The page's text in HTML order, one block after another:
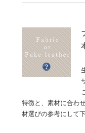
特徴と、素材に合わ
材選びの参考にして